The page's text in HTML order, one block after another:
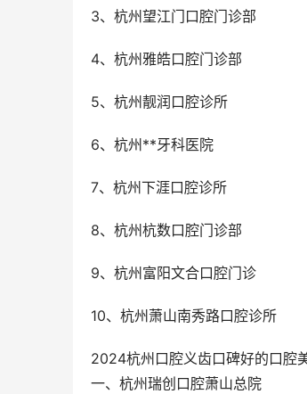
3、杭州望江门口腔门诊部
4、杭州雅皓口腔门诊部
5、杭州靓润口腔诊所
6、杭州**牙科医院
7、杭州下涯口腔诊所
8、杭州杭数口腔门诊部
9、杭州富阳文合口腔门诊
10、杭州萧山南秀路口腔诊所
2024杭州口腔义齿口碑好的口腔
一、杭州瑞创口腔萧山总院